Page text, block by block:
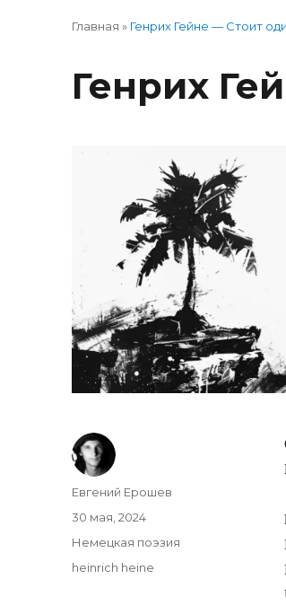
Главная » Генрих Гейне — Стоит
Генрих
Автор
Евгений Ерошев
Опубликовано
30 мая, 2024
Рубрики
Немецкая поэзия
Метки
heinrich heine